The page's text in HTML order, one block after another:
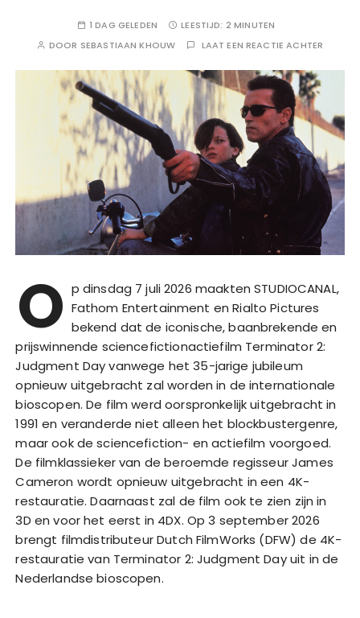
1 DAG GELEDEN LEESTIJD: 2 MINUTEN
DOOR SEBASTIAAN KHOUW LAAT EEN REACTIE ACHTER
O p dinsdag 7 juli 2026 maakten STUDIOCANAL,
Fathom Entertainment en Rialto Pictures
bekend dat de iconische, baanbrekende en
prijswinnende sciencefictionactiefilm Terminator 2:
Judgment Day vanwege het 35-jarige jubileum
opnieuw uitgebracht zal worden in de internationale
bioscopen. De film werd oorspronkelijk uitgebracht in
1991 en veranderde niet alleen het blockbustergenre,
maar ook de sciencefiction- en actiefilm voorgoed.
De filmklassieker van de beroemde regisseur James
Cameron wordt opnieuw uitgebracht in een 4K-
restauratie. Daarnaast zal de film ook te zien zijn in
3D en voor het eerst in 4DX. Op 3 september 2026
brengt filmdistributeur Dutch FilmWorks (DFW) de 4K-
restauratie van Terminator 2: Judgment Day uit in de
Nederlandse bioscopen.